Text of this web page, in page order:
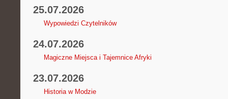
25.07.2026
Wypowiedzi Czytelników
24.07.2026
Magiczne Miejsca i Tajemnice Afryki
23.07.2026
Historia w Modzie